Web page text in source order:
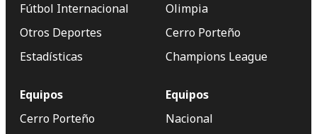
Fútbol Internacional
Otros Deportes
Estadísticas
Olimpia
Cerro Porteño
Champions League
Equipos
Cerro Porteño
Equipos
Nacional